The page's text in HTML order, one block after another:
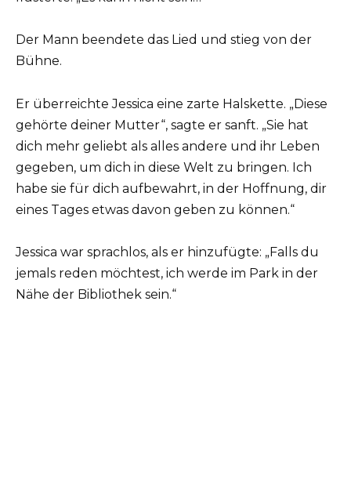
Der Mann beendete das Lied und stieg von der
Bühne.
Er überreichte Jessica eine zarte Halskette. „Diese
gehörte deiner Mutter“, sagte er sanft. „Sie hat
dich mehr geliebt als alles andere und ihr Leben
gegeben, um dich in diese Welt zu bringen. Ich
habe sie für dich aufbewahrt, in der Hoffnung, dir
eines Tages etwas davon geben zu können.“
Jessica war sprachlos, als er hinzufügte: „Falls du
jemals reden möchtest, ich werde im Park in der
Nähe der Bibliothek sein.“